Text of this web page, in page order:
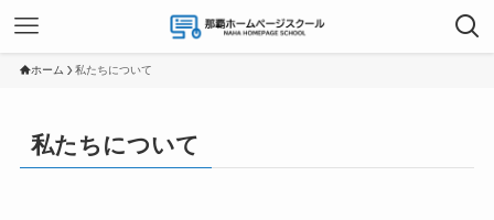
ホーム 私たちについて
私たちについて